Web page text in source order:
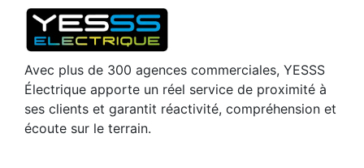
Avec plus de 300 agences commerciales, YESSS
Électrique apporte un réel service de proximité à
ses clients et garantit réactivité, compréhension et
écoute sur le terrain.